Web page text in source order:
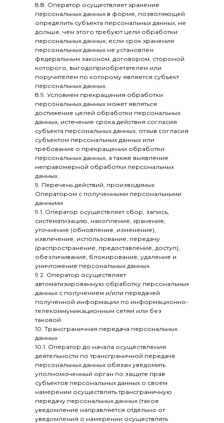
8.8. Оператор осуществляет хранение
персональных данных в форме, позволяющей
определить субъекта персональных данных, не
дольше, чем этого требуют цели обработки
персональных данных, если срок хранения
персональных данных не установлен
федеральным законом, договором, стороной
которого, выгодоприобретателем или
поручителем по которому является субъект
персональных данных.
8.9. Условием прекращения обработки
персональных данных может являться
достижение целей обработки персональных
данных, истечение срока действия согласия
субъекта персональных данных, отзыв согласия
субъектом персональных данных или
требование о прекращении обработки
персональных данных, а также выявление
неправомерной обработки персональных
данных.
9. Перечень действий, производимых
Оператором с полученными персональными
данными
9.1. Оператор осуществляет сбор, запись,
систематизацию, накопление, хранение,
уточнение (обновление, изменение),
извлечение, использование, передачу
(распространение, предоставление, доступ),
обезличивание, блокирование, удаление и
уничтожение персональных данных.
9.2. Оператор осуществляет
автоматизированную обработку персональных
данных с получением и/или передачей
полученной информации по информационно-
телекоммуникационным сетям или без
таковой.
10. Трансграничная передача персональных
данных
10.1. Оператор до начала осуществления
деятельности по трансграничной передаче
персональных данных обязан уведомить
уполномоченный орган по защите прав
субъектов персональных данных о своем
намерении осуществлять трансграничную
передачу персональных данных (такое
уведомление направляется отдельно от
уведомления о намерении осуществлять